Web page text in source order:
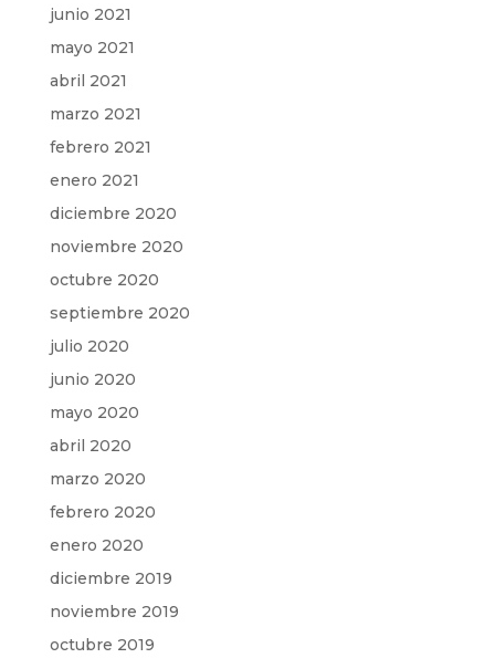
junio 2021
mayo 2021
abril 2021
marzo 2021
febrero 2021
enero 2021
diciembre 2020
noviembre 2020
octubre 2020
septiembre 2020
julio 2020
junio 2020
mayo 2020
abril 2020
marzo 2020
febrero 2020
enero 2020
diciembre 2019
noviembre 2019
octubre 2019